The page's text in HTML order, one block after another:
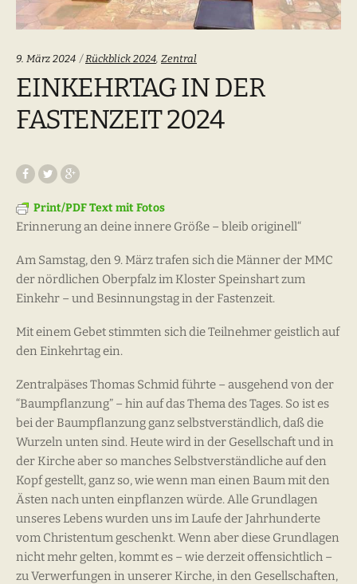
9. März 2024 Categories:
Rückblick 2024 Zentral
EINKEHRTAG IN DER
FASTENZEIT 2024
Print/PDF Text mit Fotos
Erinnerung an deine innere Größe – bleib originell“
Am Samstag, den 9. März trafen sich die Männer der MMC
der nördlichen Oberpfalz im Kloster Speinshart zum
Einkehr – und Besinnungstag in der Fastenzeit.
Mit einem Gebet stimmten sich die Teilnehmer geistlich auf
den Einkehrtag ein.
Zentralpäses Thomas Schmid führte – ausgehend von der
“Baumpflanzung” – hin auf das Thema des Tages. So ist es
bei der Baumpflanzung ganz selbstverständlich, daß die
Wurzeln unten sind. Heute wird in der Gesellschaft und in
der Kirche aber so manches Selbstverständliche auf den
Kopf gestellt, ganz so, wie wenn man einen Baum mit den
Ästen nach unten einpflanzen würde. Alle Grundlagen
unseres Lebens wurden uns im Laufe der Jahrhunderte
vom Christentum geschenkt. Wenn aber diese Grundlagen
nicht mehr gelten, kommt es – wie derzeit offensichtlich –
zu Verwerfungen in unserer Kirche, in den Gesellschaften,